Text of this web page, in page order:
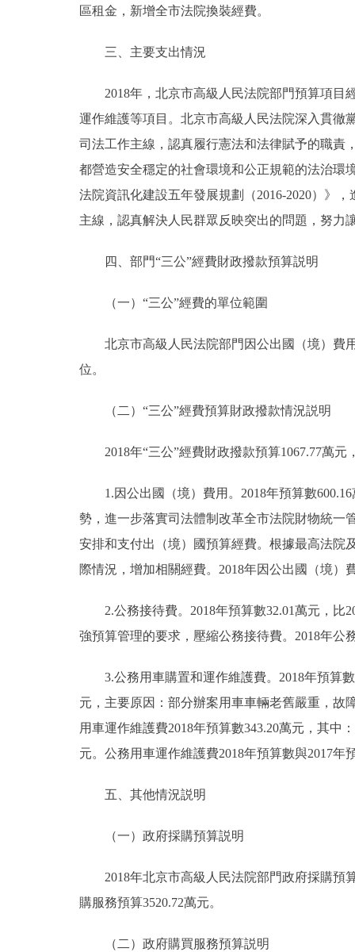
區租金，新增全市法院換裝經費。
三、主要支出情況
2018年，北京市高級人民法院部門預算項目
運作維護等項目。北京市高級人民法院深入貫徹
司法工作主線，認真履行憲法和法律賦予的職責
都營造安全穩定的社會環境和公正規範的法治環
法院資訊化建設五年發展規劃（2016-2020）》
主線，認真解決人民群眾反映突出的問題，努力
四、部門“三公”經費財政撥款預算説明
（一）“三公”經費的單位範圍
北京市高級人民法院部門因公出國（境）費用
位。
（二）“三公”經費預算財政撥款情況説明
2018年“三公”經費財政撥款預算1067.77萬元
1.因公出國（境）費用。2018年預算數600.16
勢，進一步落實司法體制改革全市法院財物統一
安排和支付出（境）國預算經費。根據最高法院
際情況，增加相關經費。2018年因公出國（境
2.公務接待費。2018年預算數32.01萬元，比
強預算管理的要求，壓縮公務接待費。2018年
3.公務用車購置和運作維護費。2018年預算數
元，主要原因：部分辦案用車車輛老舊嚴重，故
用車運作維護費2018年預算數343.20萬元，其中
元。公務用車運作維護費2018年預算數與2017年
五、其他情況説明
（一）政府採購預算説明
2018年北京市高級人民法院部門政府採購預算
購服務預算3520.72萬元。
（二）政府購買服務預算説明